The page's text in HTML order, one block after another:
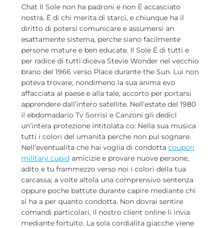
Chat Il Sole non ha padroni e non Ё accasciato
nostra, Ё di chi merita di starci, e chiunque ha il
diritto di potersi comunicare e assumersi an
esattamente sistema, perche siano facilmente
persone mature e ben educate. Il Sole Ё di tutti e
per radice di tutti diceva Stevie Wonder nel vecchio
brano del 1966 verso Place durante the Sun. Lui non
poteva trovare, nondimeno la sua anima evo
affacciata al paese e alla tale, accorto per portarsi
apprendere dall’intero satellite. Nell’estate del 1980
il ebdomadario Tv Sorrisi e Canzoni gli dedicІ
un’intera protezione intitolata co: Nella sua musica
tutti i colori del umanita perche non puІ sognare.
Nell’eventualita che hai voglia di condotta coupon
military cupid amicizie e provare nuove persone,
adito e tu frammezzo verso noi i colori della tua
carcassa; a volte altola una comprensivo sentenza
oppure poche battute durante capire mediante chi
si ha a per quanto condotta. Non dovrai sentire
comandi particolari, il nostro client online li invia
mediante fortuito. La sola cordialita giacche viene